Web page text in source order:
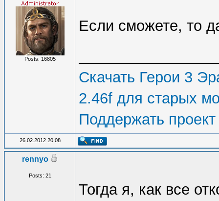
Posts: 16805
Если сможете, то
Скачать Герои 3
2.46f для старых
Поддержать проект
26.02.2012 20:08
rennyo
Posts: 21
Тогда я, как все